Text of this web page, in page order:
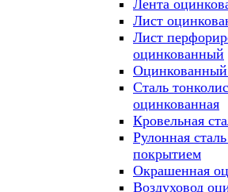
Лента
Лист
Лист
оцинкованный
Оцинкованный
Сталь
оцинкованная
Кровельная
Рулонная
покрытием
Окрашенная
Воздуховод